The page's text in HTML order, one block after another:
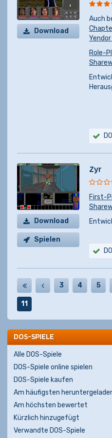
Download
Auch
Role-
Download
Spielen
Zyr
First-
3 4 5
11
DOS-SPIELE
Alle DOS-Spiele
DOS-Spiele online spielen
DOS-Spiele kaufen
Am häufigsten
Am höchsten bewertet
Kürzlich hinzugefügt
Verwandte DOS-Spiele